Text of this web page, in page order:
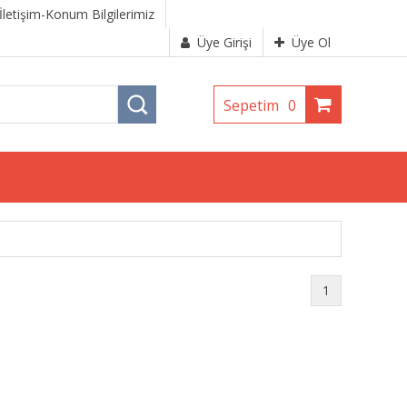
İletişim-Konum Bilgilerimiz
Üye Girişi
Üye Ol
Sepetim 0
1